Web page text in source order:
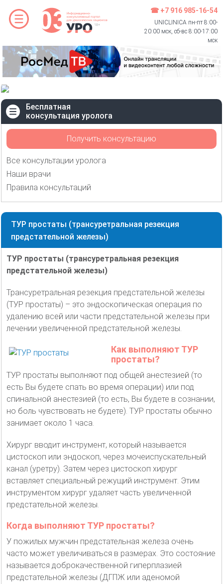
☎ +7 916 985-16-54
UNICLINICA пн-пт 8:00-
20:00 мск, сб-вс 8:00-17:00
мск
Бесплатная
консультация уролога
Получить консультацию
Все консультации уролога
Наши врачи
Правила консультаций
ТУР простаты (трансуретральная резекция
предстательной железы)
ТУР простаты (трансуретральная резекция
предстательной железы)
Трансуретральная резекция предстательной железы
(ТУР простаты) – это эндоскопическая операция по
удалению всей или части предстательной железы при
лечении увеличенной предстательной железы.
Как выполняют ТУР
простаты?
ТУР простаты выполняют под общей анестезией (то
есть Вы будете спать во время операции) или под
спинальной анестезией (то есть, Вы будете в сознании,
но боль чувствовать не будете). ТУР простаты обычно
занимает около 1 часа.
Хирург вводит инструмент, который называется
цистоскоп или эндоскоп, через мочеиспускательный
канал (уретру). Затем через цистоскоп хирург
вставляет специальный режущий инструмент. Этим
инструментом хирург удаляет часть увеличенной
предстательной железы.
Когда выполняют ТУР простаты?
У пожилых мужчин предстательная железа очень
часто может увеличиваться в размерах. Это состояние
называется доброкачественной гиперплазией
предстательной железы (ДГПЖ или аденомой